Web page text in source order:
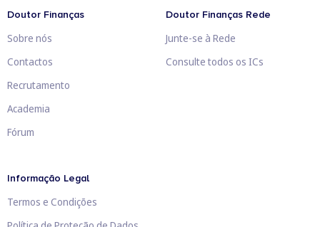
Doutor Finanças
Sobre nós
Contactos
Recrutamento
Academia
Fórum
Doutor Finanças Rede
Junte-se à Rede
Consulte todos os ICs
Informação Legal
Termos e Condições